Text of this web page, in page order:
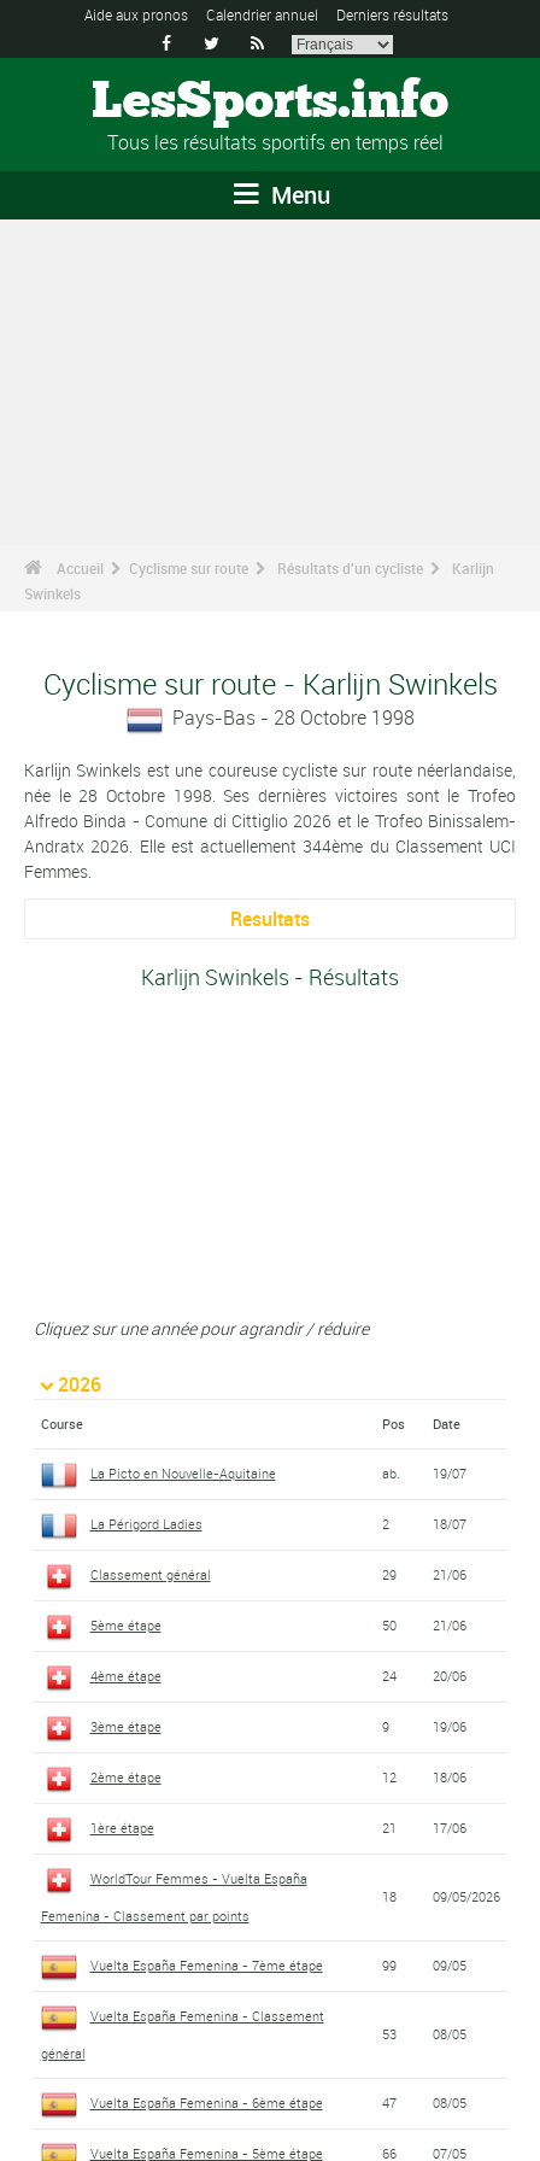
Aide aux pronos Calendrier annuel Derniers résultats
  
LesSports.info
Tous les résultats sportifs en temps réel
Menu
Accueil Cyclisme sur route Résultats d'un cycliste
Karlijn
Swinkels
Cyclisme sur route - Karlijn Swinkels
Pays-Bas - 28 Octobre 1998
Karlijn Swinkels est une coureuse cycliste sur route néerlandaise,
née le 28 Octobre 1998. Ses dernières victoires sont le Trofeo
Alfredo Binda - Comune di Cittiglio 2026 et le Trofeo Binissalem-
Andratx 2026. Elle est actuellement 344ème du Classement UCI
Femmes.
Resultats
Karlijn Swinkels - Résultats
Cliquez sur une année pour agrandir / réduire
2026
Course Pos Date
La Picto en Nouvelle-Aquitaine ab. 19/07
La Périgord Ladies 2 18/07
Classement général 29 21/06
5ème étape 50 21/06
4ème étape 24 20/06
3ème étape 9 19/06
2ème étape 12 18/06
1ère étape 21 17/06
WorldTour Femmes - Vuelta España
Femenina - Classement par points
18 09/05/2026
Vuelta España Femenina - 7ème étape 99 09/05
Vuelta España Femenina - Classement
général
53 08/05
Vuelta España Femenina - 6ème étape 47 08/05
Vuelta España Femenina - 5ème étape 66 07/05